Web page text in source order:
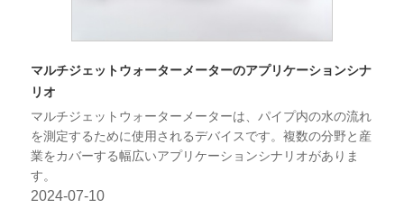
マルチジェットウォーターメーターのアプリケーションシナ
リオ
マルチジェットウォーターメーターは、パイプ内の水の流れ
を測定するために使用されるデバイスです。複数の分野と産
業をカバーする幅広いアプリケーションシナリオがありま
す。
2024-07-10